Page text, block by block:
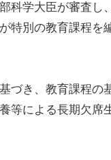
科学大臣が審査し
特別の教育課程を
づき、教育課程の
等による長期欠席